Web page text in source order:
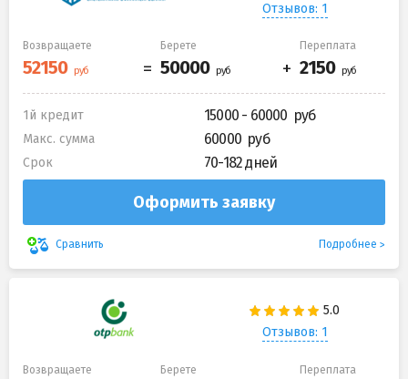
Отзывов: 1
Возвращаете Берете Переплата
1й кредит 15000 - 60000
Макс. сумма 60000
Срок 70-182 дней
Оформить заявку
Сравнить Подробнее
Отзывов: 1
Возвращаете Берете Переплата